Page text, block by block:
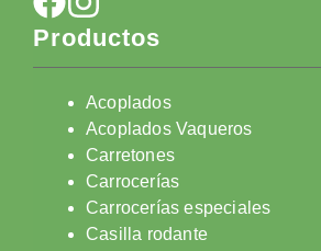
Productos
Acoplados
Acoplados Vaqueros
Carretones
Carrocerías
Carrocerías especiales
Casilla rodante